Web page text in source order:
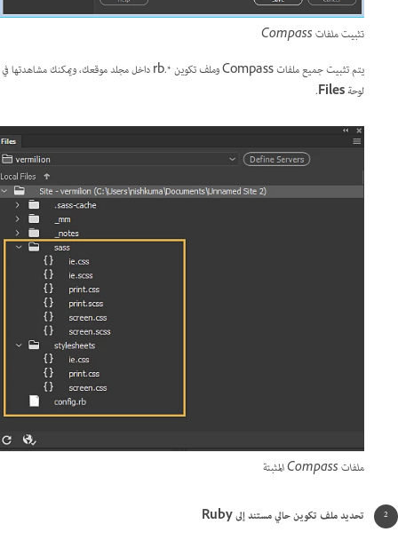
تثبيت ملفات Compass
يتم تثبيت جميع ملفات Compass وملف تكوين *.rb داخل مجلد موقعك، ويمكنك مشاهدتها في
لوحةFiles
.
ملفات Compass المثبتة
تحديد ملف تكوين حالي مستند إلى Ruby